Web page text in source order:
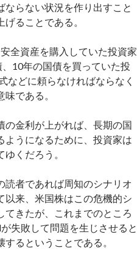
ならない状況を作り出すこと
ることである。
全資産を購入していた投資家
10年の国債を買っていた投
などに頼らなければならなく
である。
の金利が上がれば、長期の国
ようになるために、投資家は
くだろう。
読者であれば周知のシナリオ
以来、米国株はこの危機的シ
きたが、これまでのところ
失敗して問題を生じさせると
るということである。